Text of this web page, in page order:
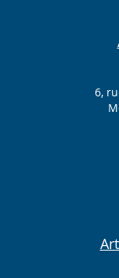
6,